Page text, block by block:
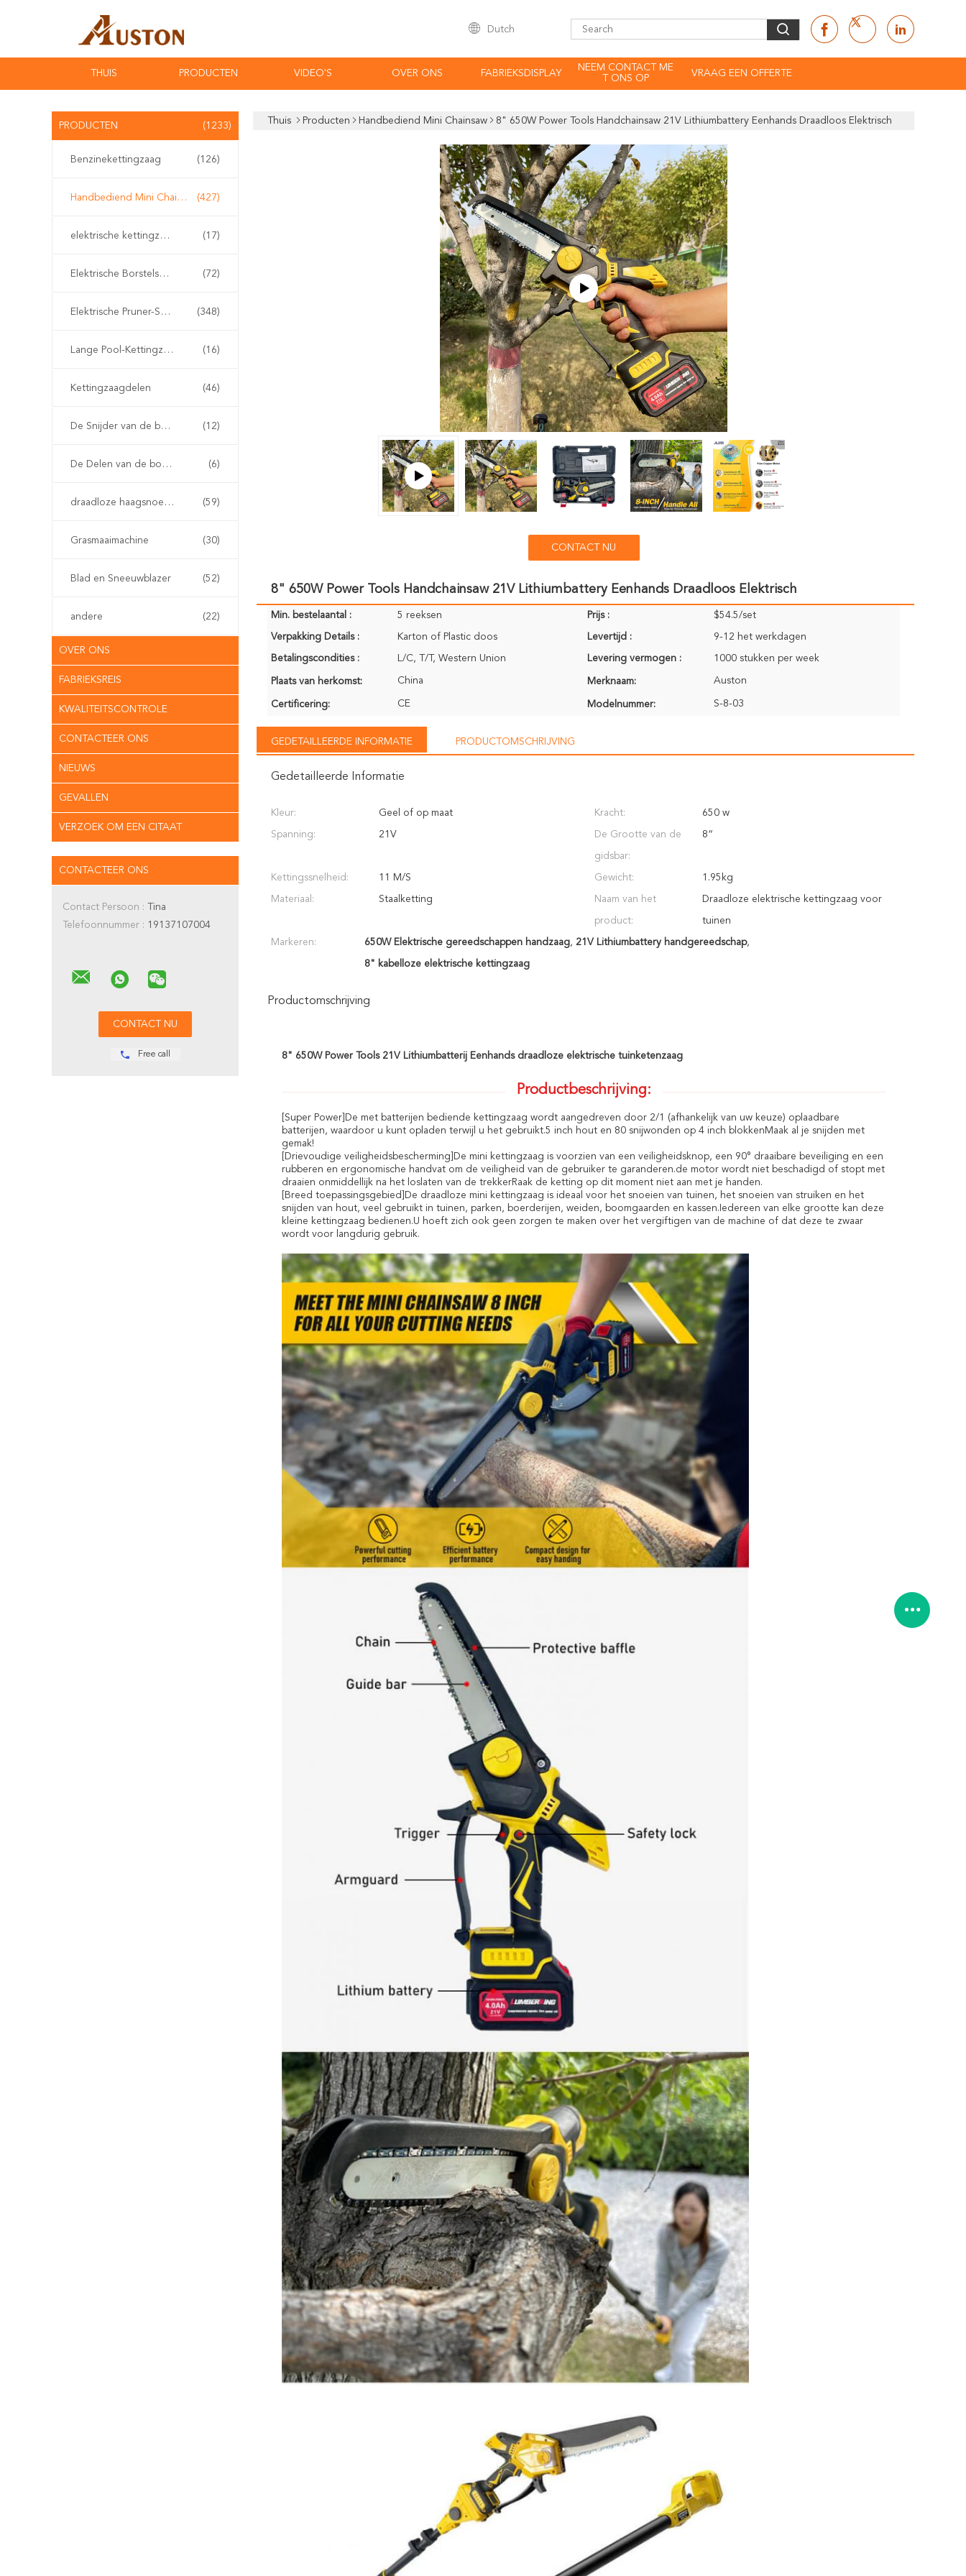
Dutch
THUIS PRODUCTEN VIDEO'S OVER ONS FABRIEKSDISPLAY
NEEM CONTACT ME
T ONS OP
VRAAG EEN OFFERTE
PRODUCTEN (1233)
Benzinekettingzaag (126)
Handbediend Mini Chainsaw (427)
elektrische kettingzaag (17)
Elektrische Borstelsnijder (72)
Elektrische Pruner-Scharen (348)
Lange Pool-Kettingzaag (16)
Kettingzaagdelen (46)
De Snijder van de benzineborstel (12)
De Delen van de borstelsnijder (6)
draadloze haagsnoeischaar (59)
Grasmaaimachine (30)
Blad en Sneeuwblazer (52)
andere (22)
OVER ONS
FABRIEKSREIS
KWALITEITSCONTROLE
CONTACTEER ONS
NIEUWS
GEVALLEN
VERZOEK OM EEN CITAAT
CONTACTEER ONS
Contact Persoon : Tina
Telefoonnummer : 19137107004
Free call
Thuis Producten Handbediend Mini Chainsaw 8" 650W Power Tools Handchainsaw 21V Lithiumbattery Eenhands Draadloos Elektrisch
CONTACT NU
8" 650W Power Tools Handchainsaw 21V Lithiumbattery Eenhands Draadloos Elektrisch
Min. bestelaantal : 5 reeksen Prijs : $54.5/set
Verpakking Details : Karton of Plastic doos Levertijd : 9-12 het werkdagen
Betalingscondities : L/C, T/T, Western Union Levering vermogen : 1000 stukken per week
Plaats van herkomst: China Merknaam: Auston
Certificering: CE Modelnummer: S-8-03
GEDETAILLEERDE INFORMATIE PRODUCTOMSCHRIJVING
Gedetailleerde Informatie
Kleur: Geel of op maat Kracht: 650 w
Spanning: 21V De Grootte van de
gidsbar:
8“
Kettingssnelheid: 11 M/S Gewicht: 1.95kg
Materiaal: Staalketting Naam van het
product:
Draadloze elektrische kettingzaag voor
tuinen
Markeren: 650W Elektrische gereedschappen handzaag, 21V Lithiumbattery handgereedschap,
8" kabelloze elektrische kettingzaag
Productomschrijving
8" 650W Power Tools 21V Lithiumbatterij Eenhands draadloze elektrische tuinketenzaag
Productbeschrijving:
[Super Power]De met batterijen bediende kettingzaag wordt aangedreven door 2/1 (afhankelijk van uw keuze) oplaadbare
batterijen, waardoor u kunt opladen terwijl u het gebruikt.5 inch hout en 80 snijwonden op 4 inch blokkenMaak al je snijden met
gemak!
[Drievoudige veiligheidsbescherming]De mini kettingzaag is voorzien van een veiligheidsknop, een 90° draaibare beveiliging en een
rubberen en ergonomische handvat om de veiligheid van de gebruiker te garanderen.de motor wordt niet beschadigd of stopt met
draaien onmiddellijk na het loslaten van de trekkerRaak de ketting op dit moment niet aan met je handen.
[Breed toepassingsgebied]De draadloze mini kettingzaag is ideaal voor het snoeien van tuinen, het snoeien van struiken en het
snijden van hout, veel gebruikt in tuinen, parken, boerderijen, weiden, boomgaarden en kassen.Iedereen van elke grootte kan deze
kleine kettingzaag bedienen.U hoeft zich ook geen zorgen te maken over het vergiftigen van de machine of dat deze te zwaar
wordt voor langdurig gebruik.